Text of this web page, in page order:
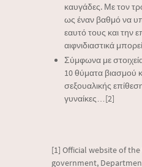
καυγάδες. Με τον
ως έναν βαθμό να
εαυτό τους και την
αιφνιδιαστικά
Σύμφωνα με
10 θύματα βιασμού
σεξουαλικής
γυναίκες…[2]
[1] Official website of
government,